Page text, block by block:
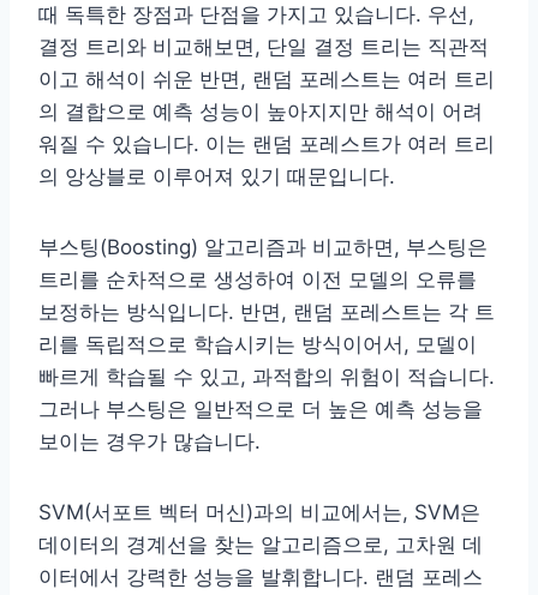
때 독특한 장점과 단점을 가지고 있습니다. 우선,
결정 트리와 비교해보면, 단일 결정 트리는 직관적
이고 해석이 쉬운 반면, 랜덤 포레스트는 여러 트리
의 결합으로 예측 성능이 높아지지만 해석이 어려
워질 수 있습니다. 이는 랜덤 포레스트가 여러 트리
의 앙상블로 이루어져 있기 때문입니다.
부스팅(Boosting) 알고리즘과 비교하면, 부스팅은
트리를 순차적으로 생성하여 이전 모델의 오류를
보정하는 방식입니다. 반면, 랜덤 포레스트는 각 트
리를 독립적으로 학습시키는 방식이어서, 모델이
빠르게 학습될 수 있고, 과적합의 위험이 적습니다.
그러나 부스팅은 일반적으로 더 높은 예측 성능을
보이는 경우가 많습니다.
SVM(서포트 벡터 머신)과의 비교에서는, SVM은
데이터의 경계선을 찾는 알고리즘으로, 고차원 데
이터에서 강력한 성능을 발휘합니다. 랜덤 포레스